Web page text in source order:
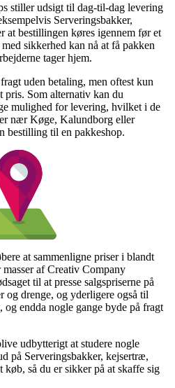
stiller udsigt til dag-til-dag levering
Serveringsbakker,
at bestillingen køres igennem før et
sikkerhed kan nå at få pakken
tager hjem.
uden betaling, men oftest kun
pris. Som alternativ kan du
mulighed for levering, hvilket i de
nær Køge, Kalundborg eller
bestilling til en pakkeshop.
at sammenligne priser i blandt
af Creativ Company
til at presse salgspriserne på
og drenge, og yderligere også til
endda nogle gange byde på fragt
udbytterigt at studere nogle
på Serveringsbakker, kejsertræ,
så du er sikker på at skaffe sig